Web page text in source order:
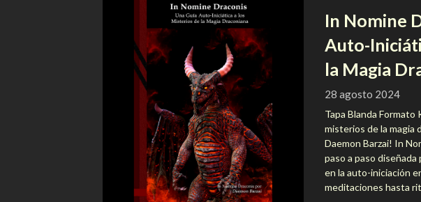
In Nomine
Auto-
la Magia
28 agosto 2024
Tapa Blanda Formato
misterios de la magia
Daemon Barzai! In
paso a paso
en la auto-iniciación
meditaciones hasta